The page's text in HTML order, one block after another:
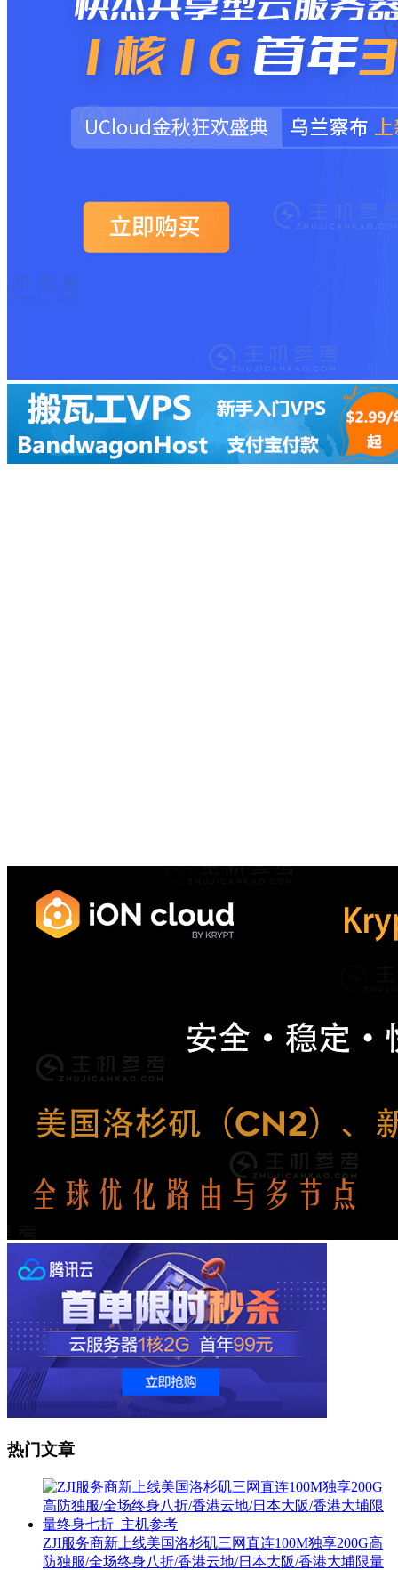
热门文章
ZJI服务商新上线美国洛杉矶三网直连100M独享200G高
防独服/全场终身八折/香港云地/日本大阪/香港大埔限量